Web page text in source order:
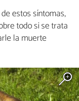
estos síntomas,
todo si se trata
la muerte